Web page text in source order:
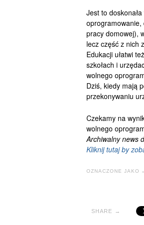
Jest to
pracy domowej),
lecz część z nich
Edukacji ułatwi
szkołach i
wolnego
Dziś, kiedy mają
przekonywaniu
Czekamy na
wolnego
Archiwalny news
Kliknij tutaj by
OZNACZONE JAKO
SHARE →